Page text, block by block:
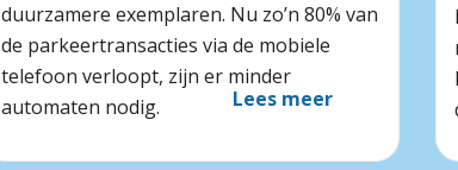
duurzamere exemplaren. Nu zo’n 80% van
de parkeertransacties via de mobiele
telefoon verloopt, zijn er minder
automaten nodig.
Lees meer